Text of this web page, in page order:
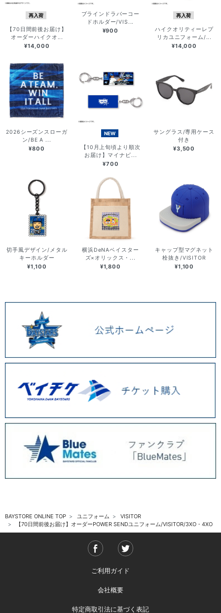
再入荷
【70日間前後お届け】
オーダーハイクオ...
¥14,000
ブラインドラバーコー
ドホルダー/VIS...
¥900
再入荷
ハイクオリティーレプ
リカユニフォーム/...
¥14,000
2026シーズンスローガ
ン/BE A ...
¥800
NEW
【10月上旬頃より順次
お届け】マイナビ...
¥700
サングラス/専用ケース
付き
¥3,500
切手風デザイン/メタル
キーホルダー
¥1,100
横浜DeNAベイスター
ズ×オリックス・...
¥1,800
キャップ型マグネット
栓抜き/VISITOR
¥1,100
BAYSTORE ONLINE TOP ユニフォーム
VISITOR
【70日間前後お届け】オーダーPOWER SENDユニフォーム/VISITOR/3XO・4XO
ご利用ガイド
会社概要
特定商取引法に基づく表記